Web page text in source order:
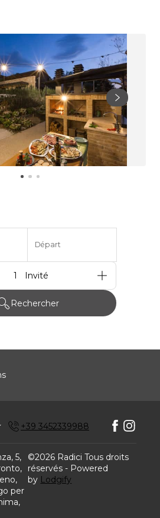
Départ
Personnes
Rechercher
+39 3452339988
5,
per
©2026 Radici Tous droits
réservés - Powered
by Lodgify